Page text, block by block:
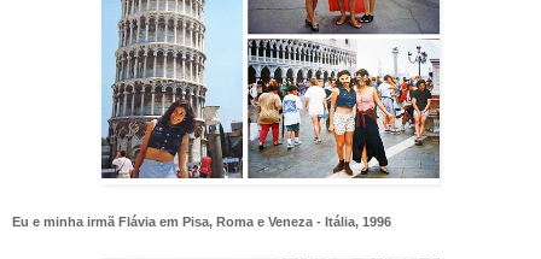
Eu e minha irmã Flávia em Pisa, Roma e Veneza - Itália, 1996